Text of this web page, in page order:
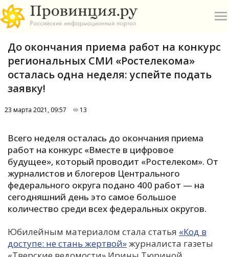
Б
В
П
Р
С
До окончания приема работ на конкурс
региональных СМИ «Ростелекома»
осталась одна неделя: успейте подать
заявку!
23 марта 2021, 09:57 13
Всего неделя осталась до окончания приема
работ на конкурс «Вместе в цифровое
будущее», который проводит «Ростелеком». От
журналистов и блогеров Центрального
федерального округа подано 400 работ — на
сегодняшний день это самое большое
количество среди всех федеральных округов.
Юбилейным материалом стала статья «Код в
доступе: не стань жертвой»журналиста газеты